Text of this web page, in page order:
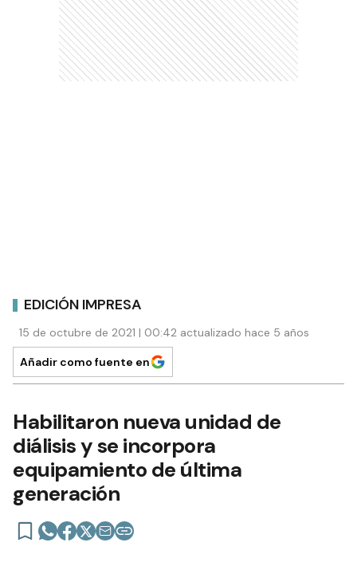
EDICIÓN IMPRESA
15 de octubre de 2021 | 00:42 actualizado hace 5 años
Añadir como fuente en
Habilitaron nueva unidad de
diálisis y se incorpora
equipamiento de última
generación